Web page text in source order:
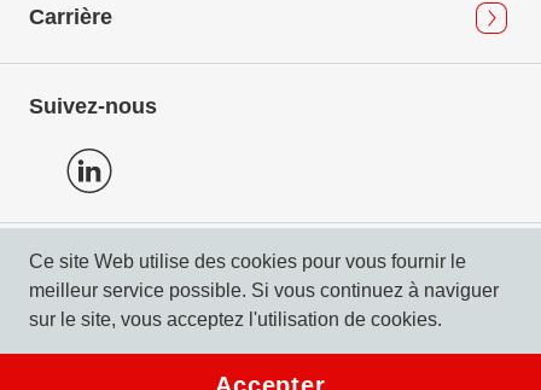
Carrière
Suivez-nous
Protection des données
Mentions légales & Compliance
Ce site Web utilise des cookies pour vous fournir le
meilleur service possible. Si vous continuez à naviguer
sur le site, vous acceptez l'utilisation de cookies.